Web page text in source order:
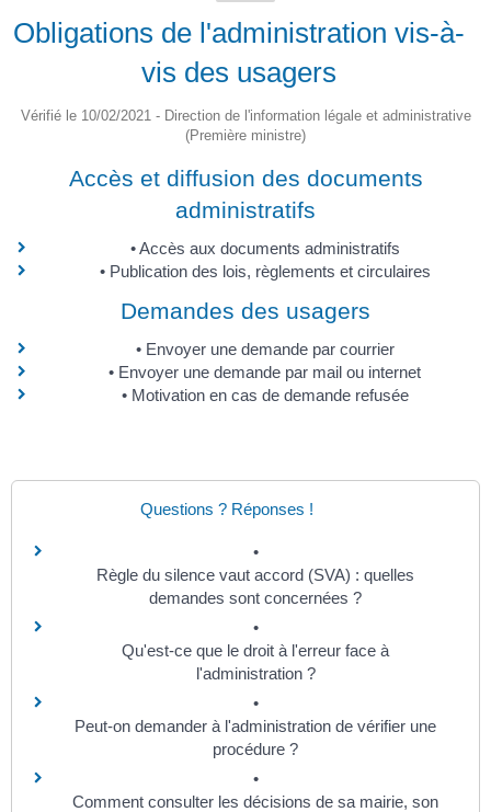
Obligations de l'administration vis-à-
vis des usagers
Vérifié le 10/02/2021 - Direction de l'information légale et administrative
(Première ministre)
Accès et diffusion des documents
administratifs
Accès aux documents administratifs
Publication des lois, règlements et circulaires
Demandes des usagers
Envoyer une demande par courrier
Envoyer une demande par mail ou internet
Motivation en cas de demande refusée
Questions ? Réponses !
Règle du silence vaut accord (SVA) : quelles
demandes sont concernées ?
Qu'est-ce que le droit à l'erreur face à
l'administration ?
Peut-on demander à l'administration de vérifier une
procédure ?
Comment consulter les décisions de sa mairie, son